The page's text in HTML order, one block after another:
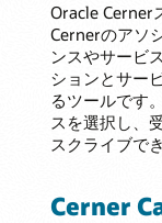
Oracle Cerner
Cernerのアソ
ンスやサービ
ションとサー
るツールです
スを選択し、
スクライブで
Cerner